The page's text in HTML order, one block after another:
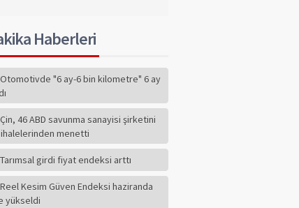
Haberleri
Otomotivde "6 ay-6 bin kilometre" 6 ay
46 ABD savunma sanayisi şirketini
menetti
girdi fiyat endeksi arttı
Kesim Güven Endeksi haziranda
yükseldi